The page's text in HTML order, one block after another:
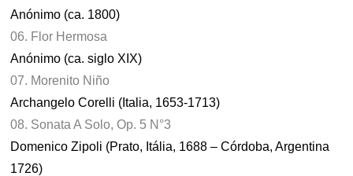
Anónimo (ca. 1800)
06. Flor Hermosa
Anónimo (ca. siglo XIX)
07. Morenito Niño
Archangelo Corelli (Italia, 1653-1713)
08. Sonata A Solo, Op. 5 N°3
Domenico Zipoli (Prato, Itália, 1688 – Córdoba, Argentina
1726)